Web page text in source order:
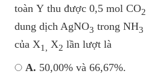
toàn Y thu được 0,5 mol CO2
dung dịch AgNO3 trong NH3
của X1, X2 lần lượt là
A. 50,00% và 66,67%.